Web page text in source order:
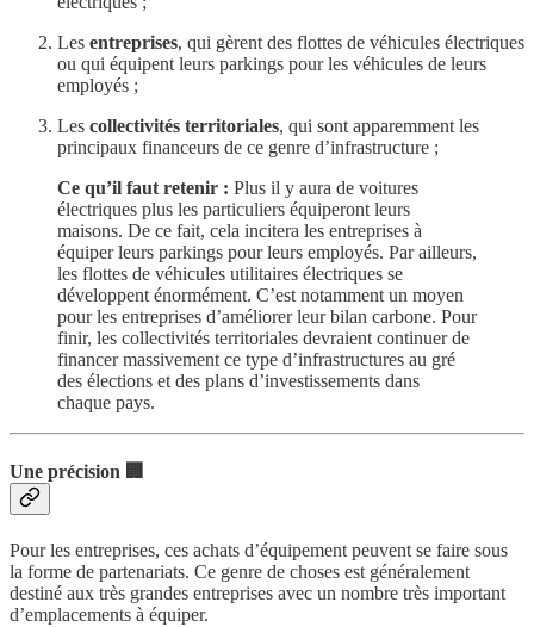
Les entreprises, qui gèrent des flottes de véhicules électriques
ou qui équipent leurs parkings pour les véhicules de leurs
employés ;
Les collectivités territoriales, qui sont apparemment les
principaux financeurs de ce genre d’infrastructure ;
Ce qu’il faut retenir : Plus il y aura de voitures
électriques plus les particuliers équiperont leurs
maisons. De ce fait, cela incitera les entreprises à
équiper leurs parkings pour leurs employés. Par ailleurs,
les flottes de véhicules utilitaires électriques se
développent énormément. C’est notamment un moyen
pour les entreprises d’améliorer leur bilan carbone. Pour
finir, les collectivités territoriales devraient continuer de
financer massivement ce type d’infrastructures au gré
des élections et des plans d’investissements dans
chaque pays.
Une précision 🏢
Pour les entreprises, ces achats d’équipement peuvent se faire sous
la forme de partenariats. Ce genre de choses est généralement
destiné aux très grandes entreprises avec un nombre très important
d’emplacements à équiper.